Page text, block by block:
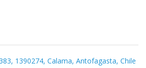
1390274, Calama, Antofagasta, Chile